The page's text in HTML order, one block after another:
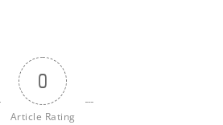
0
Article Rating